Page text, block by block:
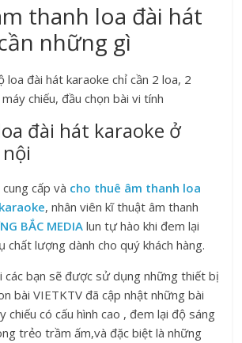
thanh loa đài hát
những gì
loa đài hát karaoke chỉ cần 2 loa, 2
chiếu, đầu chọn bài vi tính
đài hát karaoke ở
cấp và cho thuê âm thanh loa
, nhân viên kĩ thuật âm thanh
BẮC MEDIAlun tự hào khi đem lại
chất lượng dành cho quý khách hàng.
các bạn sẽ được sử dụng những thiết bị
bài VIETKTV đã cập nhật những bài
chiếu có cấu hình cao , đem lại độ sáng
trẻo trầm ấm,và đặc biệt là những